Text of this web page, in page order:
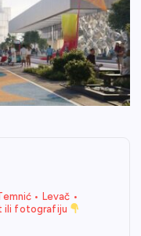
• Levač •
ili fotografiju